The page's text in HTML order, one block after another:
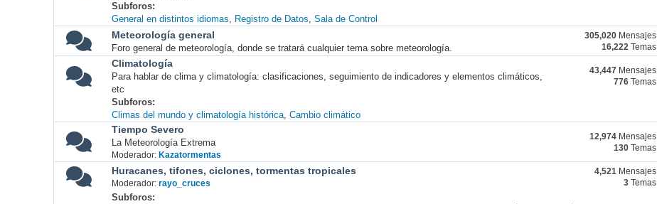
Subforos
General en distintos idiomas
Registro de Datos Sala de Control
Meteorología general
Foro general de meteorología, donde se tratará cualquier tema sobre meteorología.
305,020 Mensajes
16,222 Temas
Climatología
Para hablar de clima y climatología: clasificaciones, seguimiento de indicadores y elementos climáticos,
etc
43,447 Mensajes
776 Temas
Subforos
Climas del mundo y climatología histórica Cambio climático
Tiempo Severo
La Meteorología Extrema
Moderador: Kazatormentas
12,974 Mensajes
130 Temas
Huracanes, tifones, ciclones, tormentas tropicales
Moderador: rayo_cruces
4,521 Mensajes
3 Temas
Subforos